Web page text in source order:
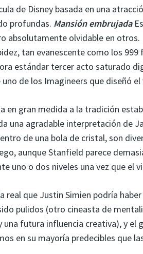
de Disney basada en una
profundas. Mansión embrujada
absolutamente olvidable en
tan evanescente como los
estándar tercer acto saturado
de los Imagineers que diseñó el
en gran medida a la tradición
una agradable interpretación de
de una bola de cristal, son
aunque Stanfield parece
uno o dos niveles una vez que el
real que Justin Simien podría
pulidos (otro cineasta de
una futura influencia creativa), y
en su mayoría predecibles que